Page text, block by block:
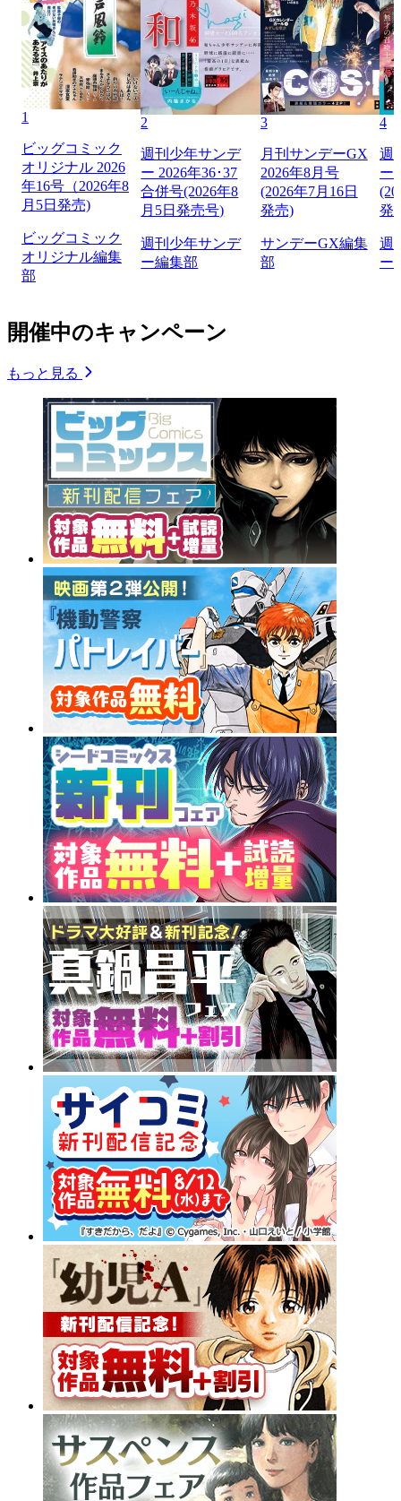
1
ビッグコミック
オリジナル 2026
年16号（2026年8
月5日発売)
ビッグコミック
オリジナル編集
部
2
週刊少年サンデ
ー 2026年36･37
合併号(2026年8
月5日発売号)
週刊少年サンデ
ー編集部
3
月刊サンデーGX
2026年8月号
(2026年7月16日
発売)
サンデーGX編集
部
4
週
ー
発
週
ー
開催中のキャンペーン
もっと見る